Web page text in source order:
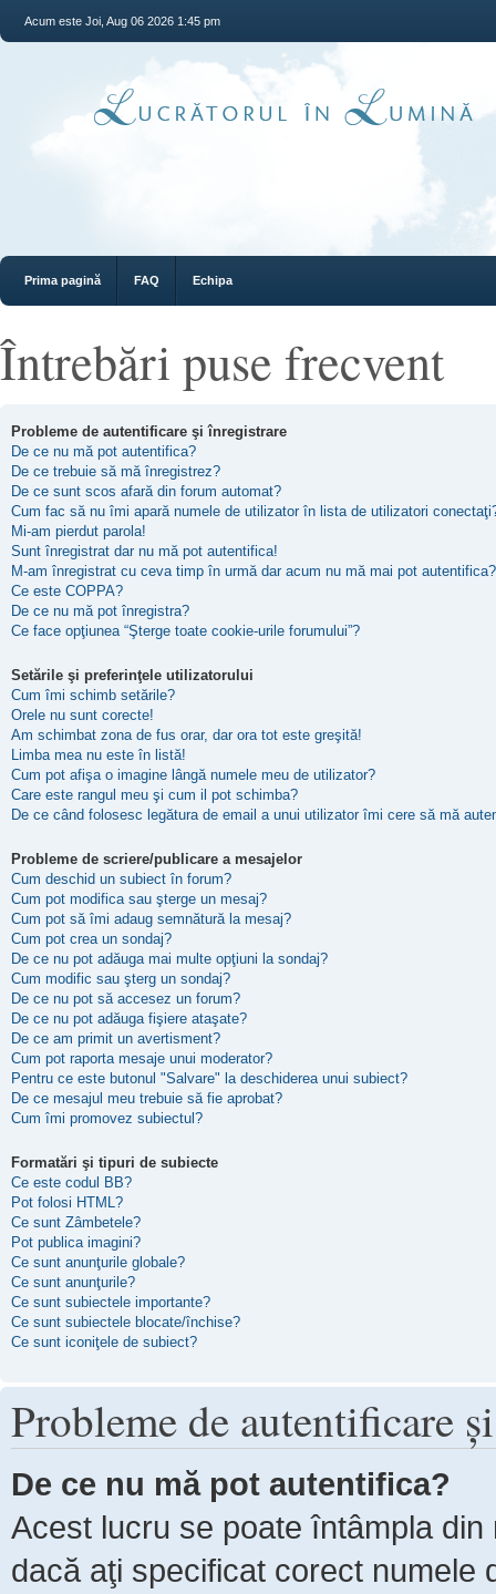
Acum este Joi, Aug 06 2026 1:45 pm
Prima pagină FAQ Echipa
Întrebări puse frecvent
Probleme de autentificare şi înregistrare
De ce nu mă pot autentifica?
De ce trebuie să mă înregistrez?
De ce sunt scos afară din forum automat?
Cum fac să nu îmi apară numele de utilizator în lista de utilizatori
Mi-am pierdut parola!
Sunt înregistrat dar nu mă pot autentifica!
M-am înregistrat cu ceva timp în urmă dar acum nu mă mai pot
Ce este COPPA?
De ce nu mă pot înregistra?
Ce face opţiunea “Şterge toate cookie-urile forumului”?
Setările şi preferinţele utilizatorului
Cum îmi schimb setările?
Orele nu sunt corecte!
Am schimbat zona de fus orar, dar ora tot este greşită!
Limba mea nu este în listă!
Cum pot afişa o imagine lângă numele meu de utilizator?
Care este rangul meu şi cum il pot schimba?
De ce când folosesc legătura de email a unui utilizator îmi cere să mă
Probleme de scriere/publicare a mesajelor
Cum deschid un subiect în forum?
Cum pot modifica sau şterge un mesaj?
Cum pot să îmi adaug semnătură la mesaj?
Cum pot crea un sondaj?
De ce nu pot adăuga mai multe opţiuni la sondaj?
Cum modific sau şterg un sondaj?
De ce nu pot să accesez un forum?
De ce nu pot adăuga fişiere ataşate?
De ce am primit un avertisment?
Cum pot raporta mesaje unui moderator?
Pentru ce este butonul "Salvare" la deschiderea unui subiect?
De ce mesajul meu trebuie să fie aprobat?
Cum îmi promovez subiectul?
Formatări şi tipuri de subiecte
Ce este codul BB?
Pot folosi HTML?
Ce sunt Zâmbetele?
Pot publica imagini?
Ce sunt anunţurile globale?
Ce sunt anunţurile?
Ce sunt subiectele importante?
Ce sunt subiectele blocate/închise?
Ce sunt iconiţele de subiect?
Probleme de autentificare
De ce nu mă pot autentifica?
Acest lucru se poate întâmpla
dacă aţi specificat corect numele